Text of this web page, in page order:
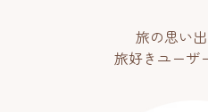
旅の思い出
旅好きユーザ